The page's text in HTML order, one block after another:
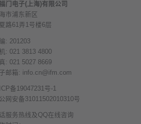
门电子(上海)有限公司
市浦东新区
路61弄1号楼6层
: 201203
: 021 3813 4800
: 021 5027 8669
邮箱: info.cn@ifm.com
备19047231号-1
网安备31011502010310号
服务热线及QQ在线咨询